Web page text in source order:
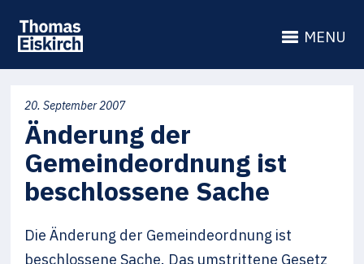
MENU
20. September 2007
Änderung der
Gemeindeordnung ist
beschlossene Sache
Die Änderung der Gemeindeordnung ist
beschlossene Sache. Das umstrittene Gesetz